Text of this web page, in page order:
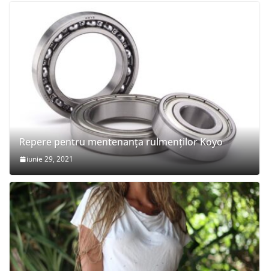
Repere pentru mentenanța rulmenților Koyo
iunie 29, 2021